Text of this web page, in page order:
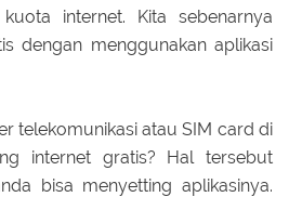
internet. Kita sebenarnya
dengan menggunakan aplikasi
telekomunikasi atau SIM card di
internet gratis? Hal tersebut
bisa menyetting aplikasinya.